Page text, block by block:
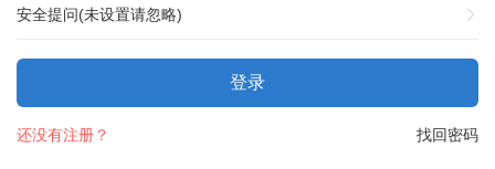
安全提问(未设置请忽略)
登录
找回密码
还没有注册？